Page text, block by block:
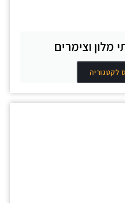
מלון וצימרים
לקטגוריה